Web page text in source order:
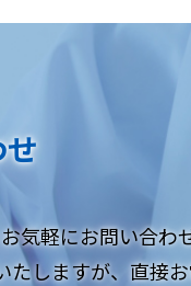
気軽にお問い合わ
たしますが、直接